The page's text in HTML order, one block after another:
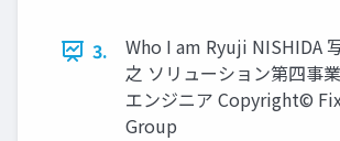
3.
Who I am Ryuji NISHIDA
之 ソリューション第四事
エンジニア Copyright©
Group